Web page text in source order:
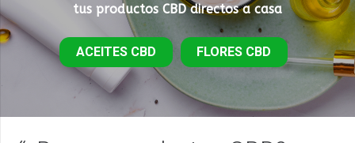
tus productos CBD directos a casa
ACEITES CBD FLORES CBD